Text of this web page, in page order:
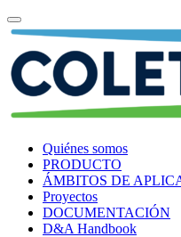
Quiénes somos
PRODUCTO
ÁMBITOS DE
Proyectos
DOCUMENTACIÓN
D&A Handbook